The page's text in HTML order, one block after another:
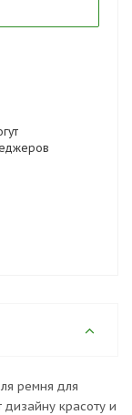
ремня для
красоту и